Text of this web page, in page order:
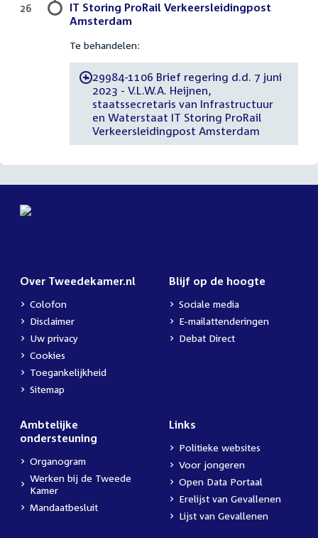
IT Storing ProRail Verkeersleidingpost
Amsterdam
Te behandelen:
-29984-1106 Brief regering d.d. 7 juni
2023 - V.L.W.A. Heijnen,
staatssecretaris van Infrastructuur
en Waterstaat IT Storing ProRail
Verkeersleidingpost Amsterdam
26
Over Tweedekamer.nl
Colofon
Disclaimer
Uw privacy
Cookies
Toegankelijkheid
Sitemap
Blijf op de hoogte
Sociale media
E-mailattenderingen
Debat Direct
Ambtelijke
ondersteuning
Organogram
Werken bij de Tweede
Kamer
Mandaatbesluit
Links
Politieke websites
Voor jongeren
Open Data Portaal
Erelijst van Gevallenen
Lijst van Gevallenen